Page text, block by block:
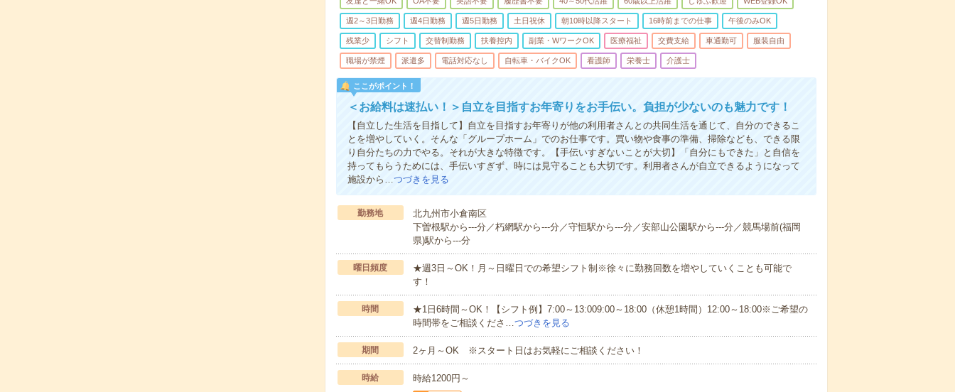
週2～3日勤務 週4日勤務 週5日勤務 土日祝休 朝10時以降スタート 16時前までの仕事 午後のみOK
残業少 シフト 交替制勤務 扶養控内 副業・WワークOK 医療福祉 交費支給 車通勤可 服装自由
職場が禁煙 派遣多 電話対応なし 自転車・バイクOK 看護師 栄養士 介護士
ここがポイント！
＜お給料は速払い！＞自立を目指すお年寄りをお手伝い。負担が少ないのも魅力です！
【自立した生活を目指して】自立を目指すお年寄りが他の利用者さんとの共同生活を通じて、自分のできるこ
とを増やしていく。そんな「グループホーム」でのお仕事です。買い物や食事の準備、掃除なども、できる限
り自分たちの力でやる。それが大きな特徴です。【手伝いすぎないことが大切】「自分にもできた」と自信を
持ってもらうためには、手伝いすぎず、時には見守ることも大切です。利用者さんが自立できるようになって
施設から…つづきを見る
勤務地
北九州市小倉南区
下曽根駅から---分／朽網駅から---分／守恒駅から---分／安部山公園駅から---分／競馬場前(福岡
県)駅から---分
曜日頻度
★週3日～OK！月～日曜日での希望シフト制※徐々に勤務回数を増やしていくことも可能で
す！
時間
★1日6時間～OK！【シフト例】7:00～13:009:00～18:00（休憩1時間）12:00～18:00※ご希望の
時間帯をご相談くださ…つづきを見る
期間 2ヶ月～OK ※スタート日はお気軽にご相談ください！
時給 時給1200円～